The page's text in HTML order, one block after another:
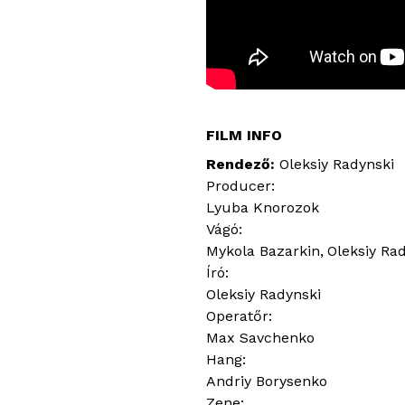
FILM INFO
Rendező Oleksiy Radynski
Producer:
Lyuba Knorozok
Vágó:
Mykola Bazarkin Oleksiy
Író:
Oleksiy Radynski
Operatőr:
Max Savchenko
Hang:
Andriy Borysenko